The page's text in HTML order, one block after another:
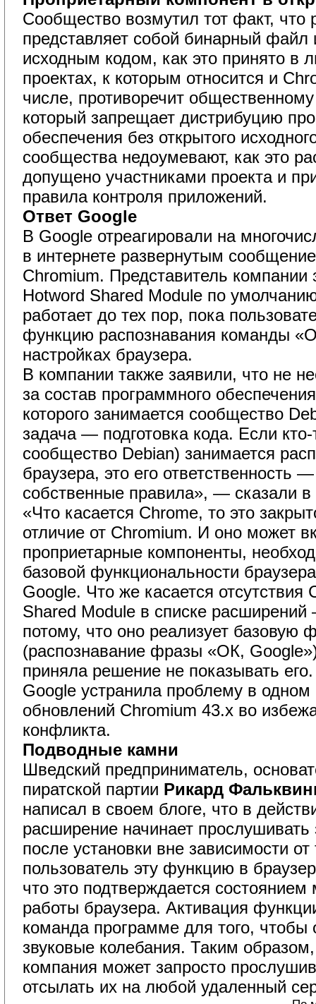
Сообщество возмутил тот факт, что
представляет собой бинарный файл
исходным кодом, как это принято в
проектах, к которым относится и
числе, противоречит
который запрещает дистрибуцию
обеспечения без открытого
сообщества недоумевают, как это
допущено участниками проекта и
правила контроля приложений.
Ответ Google
В Google отреагировали на
в интернете развернутым
Chromium. Представитель компании
Hotword Shared Module по
работает до тех пор, пока
функцию распознавания команды
настройках браузера.
В компании также заявили, что не
за состав программного
которого занимается сообщество
задача — подготовка кода. Если
сообщество Debian) занимается
браузера, это его ответственность
собственные правила», — сказали
«Что касается Chrome, то это
отличие от Chromium. И оно может
проприетарные компоненты,
базовой функциональности
Google. Что же касается отсутствия
Shared Module в списке
потому, что оно реализует базовую
(распознавание фразы «ОК,
приняла решение не показывать его.
Google устранила проблему в
обновлений Chromium 43.x во
конфликта.
Подводные камни
Шведский предприниматель,
пиратской партии Рикард
написал в своем блоге, что в
расширение начинает прослушивать
после установки вне зависимости
пользователь эту функцию в
что это подтверждается
работы браузера. Активация
команда программе для того, чтобы
звуковые колебания. Таким
компания может запросто
отсылать их на любой удаленный